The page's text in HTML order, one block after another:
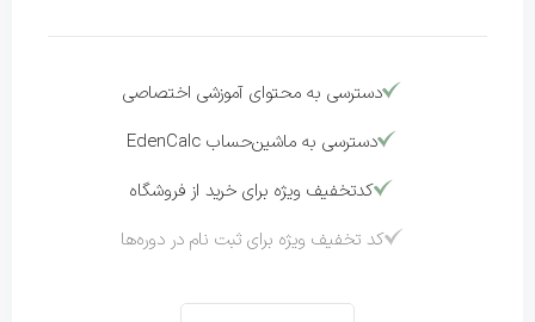
دسترسی به محتوای آموزشی اختصاصی
دسترسی به ماشین‌حساب EdenCalc
کدتخفیف ویژه برای خرید از فروشگاه
کد تخفیف ویژه برای ثبت نام در دوره‌ها